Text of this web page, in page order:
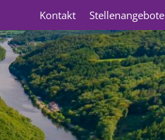
Kontakt Stellenangebote